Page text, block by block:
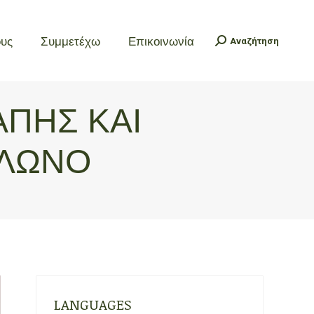
Συμμετέχω Επικοινωνία Search:
Αναζήτηση
ΚΑΙ
LANGUAGES
Search: